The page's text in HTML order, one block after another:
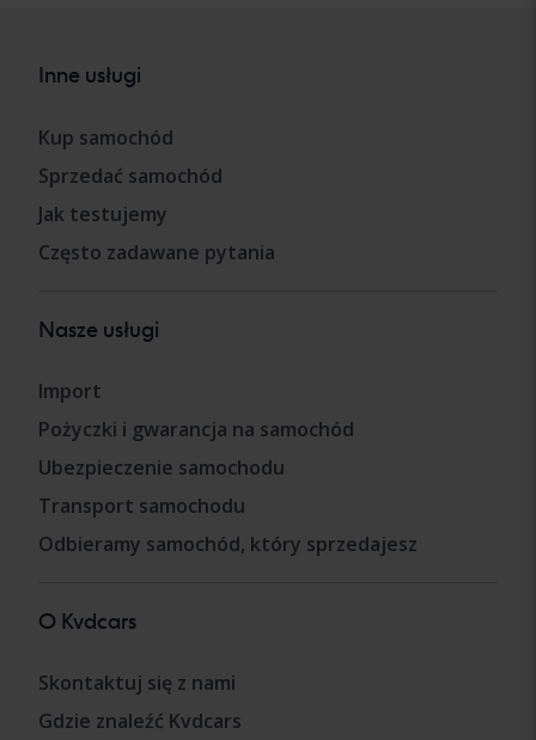
Inne usługi
Kup samochód
Sprzedać samochód
Jak testujemy
Często zadawane pytania
Nasze usługi
Import
Pożyczki i gwarancja na samochód
Ubezpieczenie samochodu
Transport samochodu
Odbieramy samochód, który sprzedajesz
O Kvdcars
Skontaktuj się z nami
Gdzie znaleźć Kvdcars